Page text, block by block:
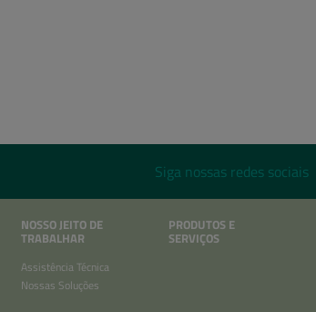
Siga nossas redes sociais
NOSSO JEITO DE
TRABALHAR
Assistência Técnica
Nossas Soluções
PRODUTOS E
SERVIÇOS